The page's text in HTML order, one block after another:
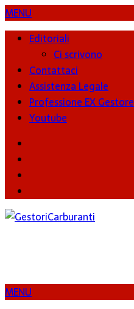
MENU
Editoriali
Ci scrivono
Contattaci
Assistenza Legale
Professione EX Gestore
Youtube
MENU